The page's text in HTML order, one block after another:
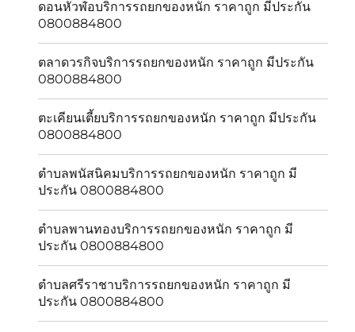
ดอนหัวฬ่อบริการรถยกของหนัก ราคาถูก มีประกัน
0800884800
ตลาดวรกิจบริการรถยกของหนัก ราคาถูก มีประกัน
0800884800
ตะเคียนเตี้ยบริการรถยกของหนัก ราคาถูก มีประกัน
0800884800
ตำบลพนัสนิคมบริการรถยกของหนัก ราคาถูก มี
ประกัน 0800884800
ตำบลพานทองบริการรถยกของหนัก ราคาถูก มี
ประกัน 0800884800
ตำบลศรีราชาบริการรถยกของหนัก ราคาถูก มี
ประกัน 0800884800